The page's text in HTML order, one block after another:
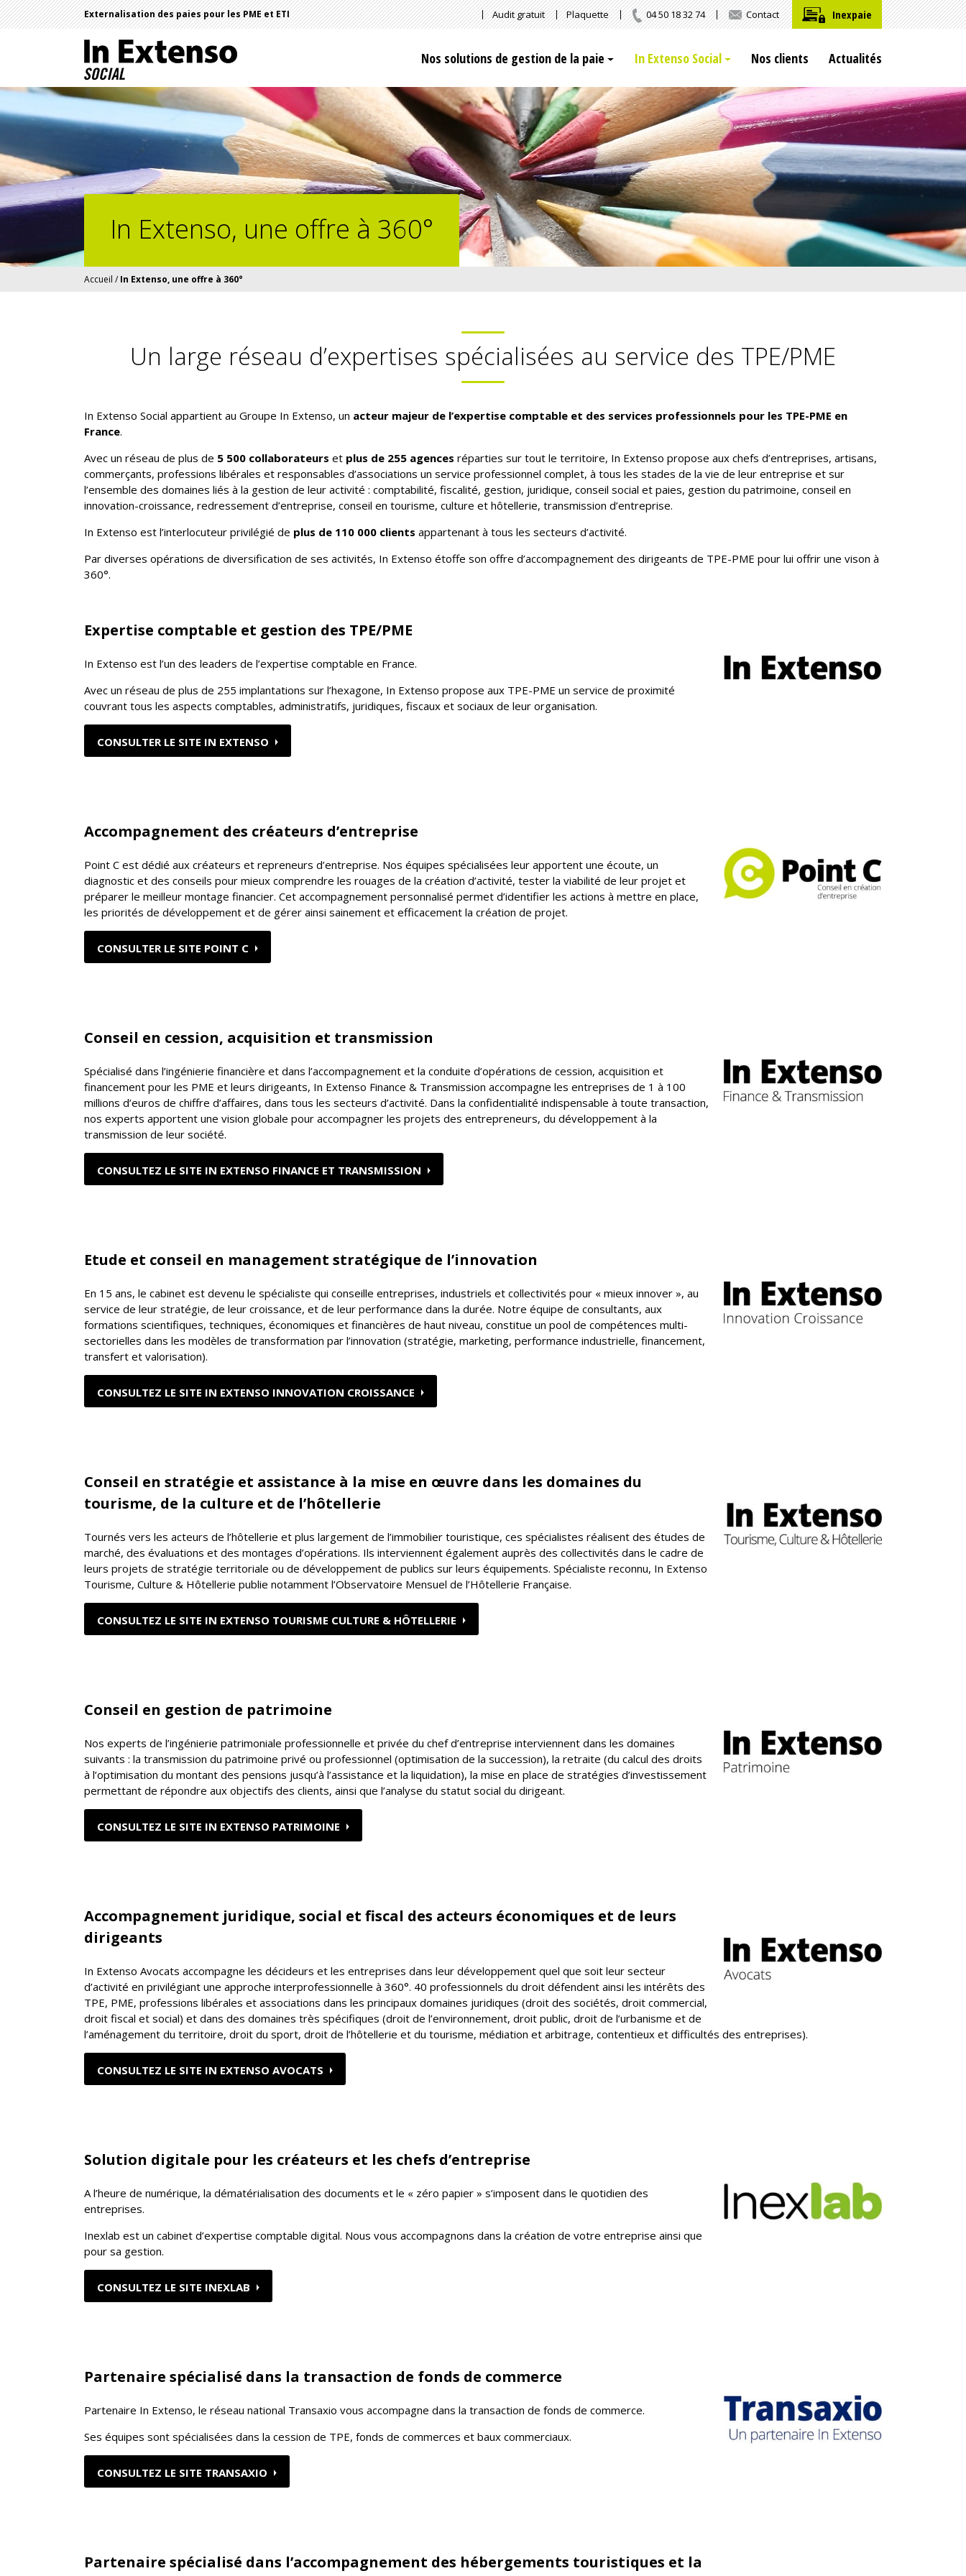
Externalisation des paies pour les PME et ETI Audit gratuit Plaquette 04 50 18 32 74 Contact Inexpaie
Nos solutions de gestion de la paie In Extenso Social Nos clients Actualités
In Extenso, une offre à 360°
Accueil / In Extenso, une offre à 360°
Un large réseau d’expertises spécialisées au service des TPE/PME
In Extenso Social appartient au Groupe In Extenso, un acteur majeur de l’expertise comptable et des services professionnels pour les TPE-PME en
France.
Avec un réseau de plus de 5 500 collaborateurs et plus de 255 agences réparties sur tout le territoire, In Extenso propose aux chefs d’entreprises, artisans,
commerçants, professions libérales et responsables d’associations un service professionnel complet, à tous les stades de la vie de leur entreprise et sur
l’ensemble des domaines liés à la gestion de leur activité : comptabilité, fiscalité, gestion, juridique, conseil social et paies, gestion du patrimoine, conseil en
innovation-croissance, redressement d’entreprise, conseil en tourisme, culture et hôtellerie, transmission d’entreprise.
In Extenso est l’interlocuteur privilégié de plus de 110 000 clients appartenant à tous les secteurs d’activité.
Par diverses opérations de diversification de ses activités, In Extenso étoffe son offre d’accompagnement des dirigeants de TPE-PME pour lui offrir une vison à
360°.
Expertise comptable et gestion des TPE/PME
In Extenso est l’un des leaders de l’expertise comptable en France.
Avec un réseau de plus de 255 implantations sur l’hexagone, In Extenso propose aux TPE-PME un service de proximité
couvrant tous les aspects comptables, administratifs, juridiques, fiscaux et sociaux de leur organisation.
CONSULTER LE SITE IN EXTENSO
Accompagnement des créateurs d’entreprise
Point C est dédié aux créateurs et repreneurs d’entreprise. Nos équipes spécialisées leur apportent une écoute, un
diagnostic et des conseils pour mieux comprendre les rouages de la création d’activité, tester la viabilité de leur projet et
préparer le meilleur montage financier. Cet accompagnement personnalisé permet d’identifier les actions à mettre en place,
les priorités de développement et de gérer ainsi sainement et efficacement la création de projet.
CONSULTER LE SITE POINT C
Conseil en cession, acquisition et transmission
Spécialisé dans l’ingénierie financière et dans l’accompagnement et la conduite d’opérations de cession, acquisition et
financement pour les PME et leurs dirigeants, In Extenso Finance & Transmission accompagne les entreprises de 1 à 100
millions d’euros de chiffre d’affaires, dans tous les secteurs d’activité. Dans la confidentialité indispensable à toute transaction,
nos experts apportent une vision globale pour accompagner les projets des entrepreneurs, du développement à la
transmission de leur société.
CONSULTEZ LE SITE IN EXTENSO FINANCE ET TRANSMISSION
Etude et conseil en management stratégique de l’innovation
En 15 ans, le cabinet est devenu le spécialiste qui conseille entreprises, industriels et collectivités pour « mieux innover », au
service de leur stratégie, de leur croissance, et de leur performance dans la durée. Notre équipe de consultants, aux
formations scientifiques, techniques, économiques et financières de haut niveau, constitue un pool de compétences multi-
sectorielles dans les modèles de transformation par l’innovation (stratégie, marketing, performance industrielle, financement,
transfert et valorisation).
CONSULTEZ LE SITE IN EXTENSO INNOVATION CROISSANCE
Conseil en stratégie et assistance à la mise en œuvre dans les domaines du
tourisme, de la culture et de l’hôtellerie
Tournés vers les acteurs de l’hôtellerie et plus largement de l’immobilier touristique, ces spécialistes réalisent des études de
marché, des évaluations et des montages d’opérations. Ils interviennent également auprès des collectivités dans le cadre de
leurs projets de stratégie territoriale ou de développement de publics sur leurs équipements. Spécialiste reconnu, In Extenso
Tourisme, Culture & Hôtellerie publie notamment l’Observatoire Mensuel de l’Hôtellerie Française.
CONSULTEZ LE SITE IN EXTENSO TOURISME CULTURE & HÔTELLERIE
Conseil en gestion de patrimoine
Nos experts de l’ingénierie patrimoniale professionnelle et privée du chef d’entreprise interviennent dans les domaines
suivants : la transmission du patrimoine privé ou professionnel (optimisation de la succession), la retraite (du calcul des droits
à l’optimisation du montant des pensions jusqu’à l’assistance et la liquidation), la mise en place de stratégies d’investissement
permettant de répondre aux objectifs des clients, ainsi que l’analyse du statut social du dirigeant.
CONSULTEZ LE SITE IN EXTENSO PATRIMOINE
Accompagnement juridique, social et fiscal des acteurs économiques et de leurs
dirigeants
In Extenso Avocats accompagne les décideurs et les entreprises dans leur développement quel que soit leur secteur
d’activité en privilégiant une approche interprofessionnelle à 360°. 40 professionnels du droit défendent ainsi les intérêts des
TPE, PME, professions libérales et associations dans les principaux domaines juridiques (droit des sociétés, droit commercial,
droit fiscal et social) et dans des domaines très spécifiques (droit de l’environnement, droit public, droit de l’urbanisme et de
l’aménagement du territoire, droit du sport, droit de l’hôtellerie et du tourisme, médiation et arbitrage, contentieux et difficultés des entreprises).
CONSULTEZ LE SITE IN EXTENSO AVOCATS
Solution digitale pour les créateurs et les chefs d’entreprise
A l’heure de numérique, la dématérialisation des documents et le « zéro papier » s’imposent dans le quotidien des
entreprises.
Inexlab est un cabinet d’expertise comptable digital. Nous vous accompagnons dans la création de votre entreprise ainsi que
pour sa gestion.
CONSULTEZ LE SITE INEXLAB
Partenaire spécialisé dans la transaction de fonds de commerce
Partenaire In Extenso, le réseau national Transaxio vous accompagne dans la transaction de fonds de commerce.
Ses équipes sont spécialisées dans la cession de TPE, fonds de commerces et baux commerciaux.
CONSULTEZ LE SITE TRANSAXIO
Partenaire spécialisé dans l’accompagnement des hébergements touristiques et la